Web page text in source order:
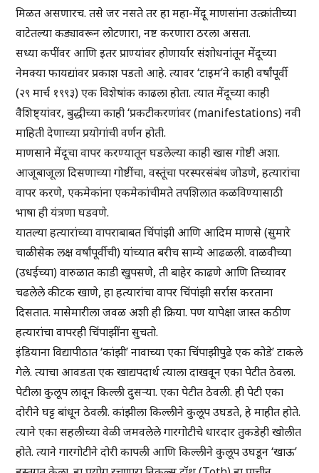
मिळत असणारच. तसे जर नसते तर हा महा-मेंदू माणसांना उत्क्रांतीच्या
वाटेतल्या कड्यावरून लोटणारा, नष्ट करणारा ठरला असता.
सध्या कपींवर आणि इतर प्राण्यांवर होणार्यार संशोधनांतून मेंदूच्या
नेमक्या फायद्यांवर प्रकाश पडतो आहे. त्यावर ‘टाइम’ने काही वर्षांपूर्वी
(२९ मार्च १९९३) एक विशेषांक काढला होता. त्यात मेंदूच्या काही
वैशिष्ट्यांवर, बुद्धीच्या काही ‘प्रकटीकरणांवर (manifestations) नवी
माहिती देणाच्या प्रयोगांची वर्णन होती.
माणसाने मेंदूचा वापर करण्यातून घडलेल्या काही खास गोष्टी अशा.
आजूबाजूला दिसणाच्या गोष्टींचा, वस्तूंचा परस्परसंबंध जोडणे, हत्यारांचा
वापर करणे, एकमेकांना एकमेकांचीमते तपशिलात कळविण्यासाठी
भाषा ही यंत्रणा घडवणे.
यातल्या हत्यारांच्या वापराबाबत चिंपांझी आणि आदिम माणसे (सुमारे
चाळीसेक लक्ष वर्षांपूर्वीची) यांच्यात बरीच साम्ये आढळली. वाळवीच्या
(उधईच्या) वारुळात काडी खुपसणे, ती बाहेर काढणे आणि तिच्यावर
चढलेले कीटक खाणे, हा हत्यारांचा वापर चिंपांझी सर्रास करताना
दिसतात. मासेमारीला जवळ अशी ही क्रिया. पण यापेक्षा जास्त कठीण
हत्यारांचा वापरही चिंपाझींना सुचतो.
इंडियाना विद्यापीठात ‘कांझी’ नावाच्या एका चिंपाझीपुढे एक कोडे’ टाकले
गेले. त्याचा आवडता एक खाद्यपदार्थ त्याला दाखवून एका पेटीत ठेवला.
पेटीला कुलूप लावून किल्ली दुसऱ्या. एका पेटीत ठेवली. ही पेटी एका
दोरीने घट्ट बांधून ठेवली. कांझीला किल्लीने कुलूप उघडते, हे माहीत होते.
त्याने एका सहलीच्या वेळी जमवलेले गारगोटीचे धारदार तुकडेही खोलीत
होते. त्याने गारगोटीने दोरी कापली आणि किल्लीने कुलूप उघडून ‘खाऊ’